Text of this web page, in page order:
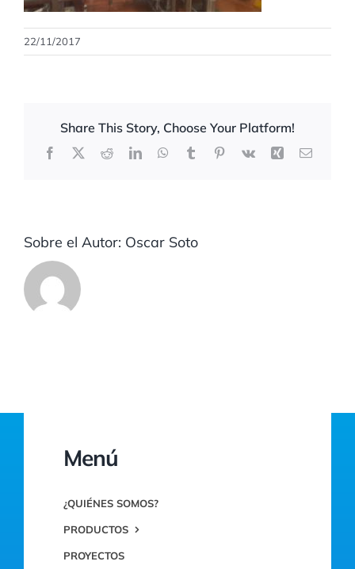
22/11/2017
Share This Story, Choose Your Platform!
Facebook
X RedditLinkedInWhatsApp
TumblrPinterest
Vk Xing Correo
Sobre el Autor: Oscar Soto
Menú
¿QUIÉNES SOMOS?
PRODUCTOS
PROYECTOS